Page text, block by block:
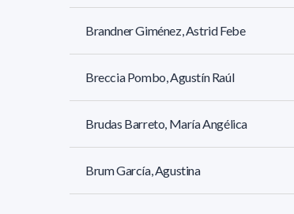
Brandner Giménez, Astrid Febe
Breccia Pombo, Agustín Raúl
Brudas Barreto, María Angélica
Brum García, Agustina